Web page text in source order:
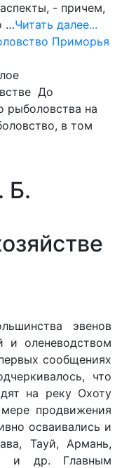
- причем,
…Читать далее...
Приморья
До
рыболовства на
в том
Б.
эвенов
и оленеводством
сообщениях
что
на реку Охоту
продвижения
осваивались и
Тауй, Армань,
и др. Главным